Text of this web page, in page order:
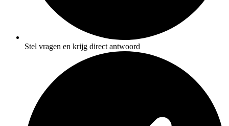
Stel vragen en krijg direct antwoord